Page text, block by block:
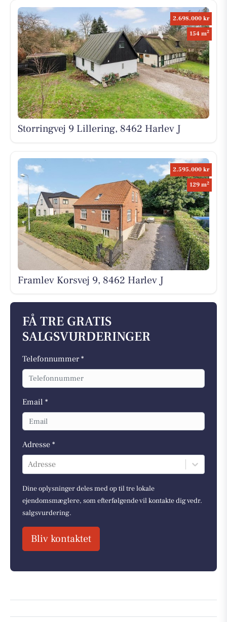
2.698.000 kr
154 m2
Storringvej 9 Lillering, 8462 Harlev J
2.595.000 kr
129 m2
Framlev Korsvej 9, 8462 Harlev J
FÅ TRE GRATIS
SALGSVURDERINGER
Telefonnummer *
Email *
Adresse *
Adresse
Dine oplysninger deles med op til tre lokale
ejendomsmæglere, som efterfølgende vil kontakte dig vedr.
salgsvurdering.
Bliv kontaktet